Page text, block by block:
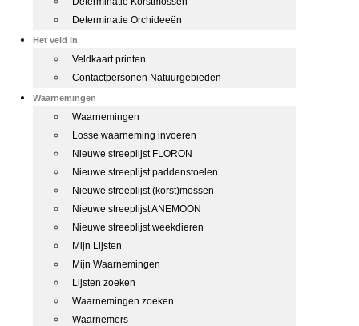
Determinatie Orchideeën
Het veld in
Veldkaart printen
Contactpersonen Natuurgebieden
Waarnemingen
Waarnemingen
Losse waarneming invoeren
Nieuwe streeplijst FLORON
Nieuwe streeplijst paddenstoelen
Nieuwe streeplijst (korst)mossen
Nieuwe streeplijst ANEMOON
Nieuwe streeplijst weekdieren
Mijn Lijsten
Mijn Waarnemingen
Lijsten zoeken
Waarnemingen zoeken
Waarnemers